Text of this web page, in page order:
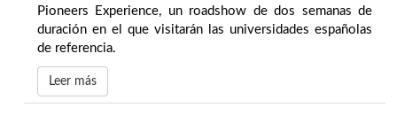
Pioneers Experience, un roadshow de dos semanas de
duración en el que visitarán las universidades españolas
de referencia.
Leer más